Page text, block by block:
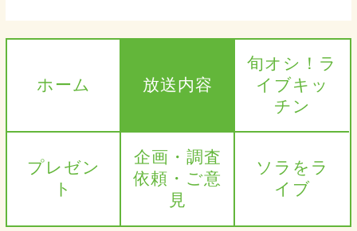
ホーム 放送内容
旬オシ！ラ
イブキッ
チン
プレゼン
ト
企画・調査
依頼・ご意
見
ソラをラ
イブ